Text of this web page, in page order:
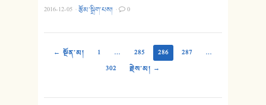
2016-12-05 ·རྩོམ་སྒྲིག་པས། · 0
← སྔོན་མ། 1 … 285 286 287
…
302
རྗེས་མ། →